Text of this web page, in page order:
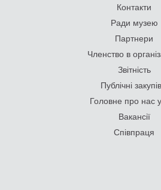
Контакти
Ради музею
Партнери
Членство в
Звітність
Публічні
Головне про нас
Вакансії
Співпраця